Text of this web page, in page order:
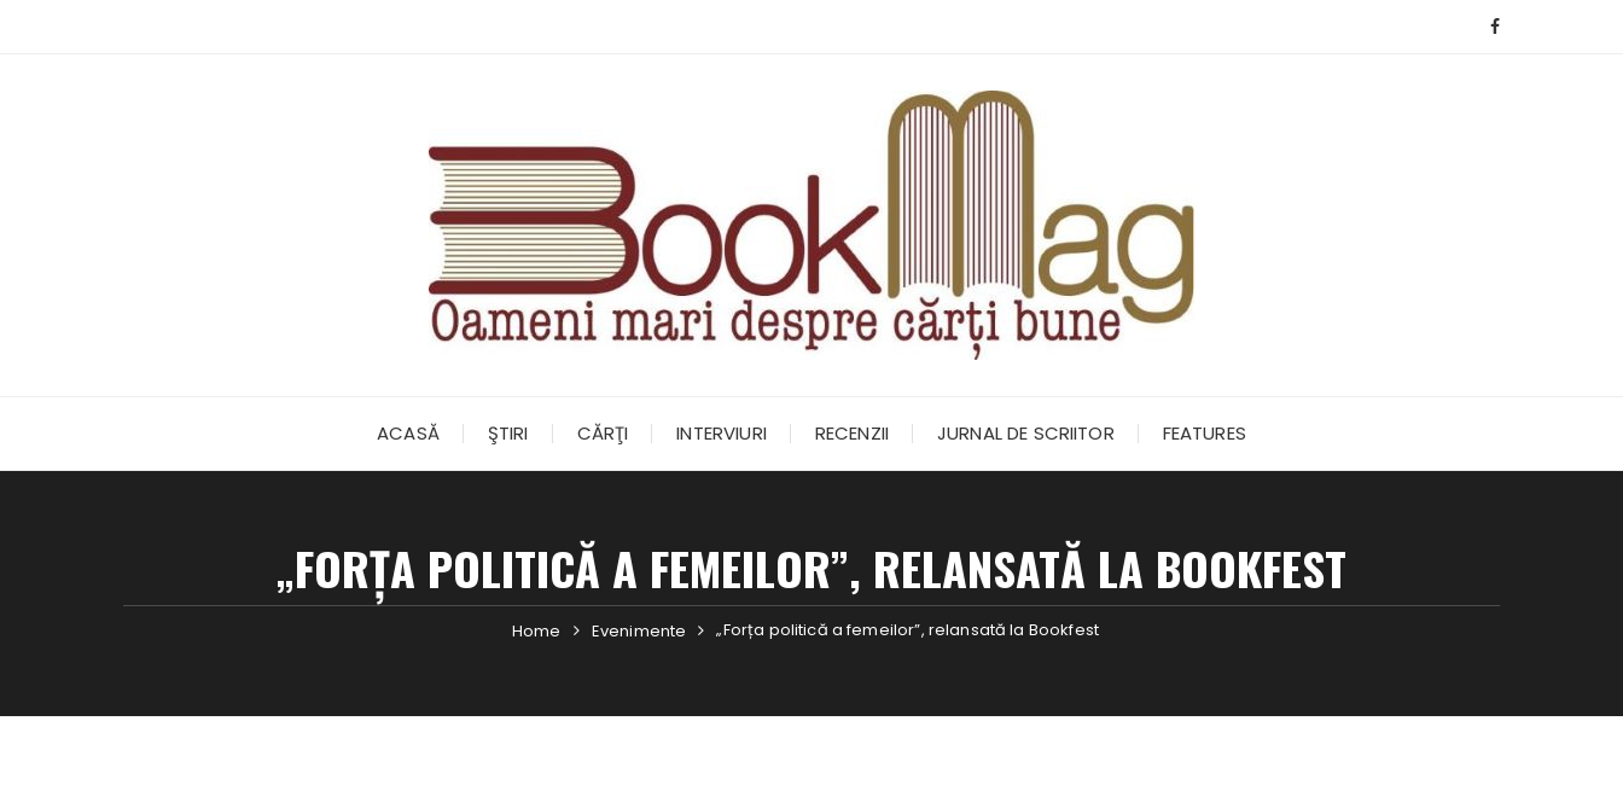
ACASĂ ŞTIRI CĂRŢI INTERVIURI RECENZII JURNAL DE SCRIITOR FEATURES
„FORȚA POLITICĂ A FEMEILOR”, RELANSATĂ LA BOOKFEST
Home Evenimente „Forța politică a femeilor”, relansată la Bookfest